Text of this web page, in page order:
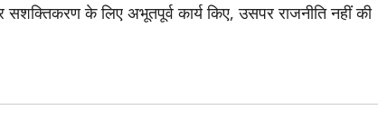
सशक्तिकरण के लिए अभूतपूर्व कार्य किए, उसपर राजनीति नहीं की